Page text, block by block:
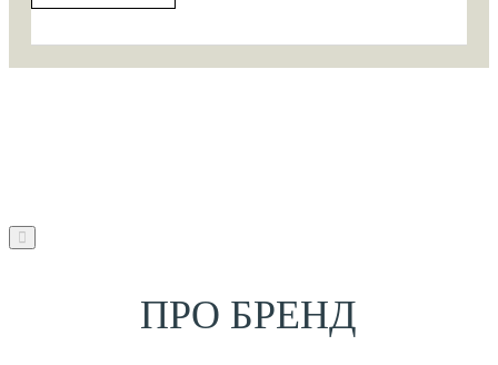
ПРО БРЕНД